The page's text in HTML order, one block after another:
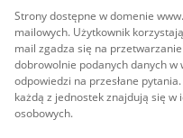
Strony dostępne w domenie
mailowych. Użytkownik
mail zgadza się na
dobrowolnie podanych danych w
odpowiedzi na przesłane
każdą z jednostek znajdują się
osobowych.